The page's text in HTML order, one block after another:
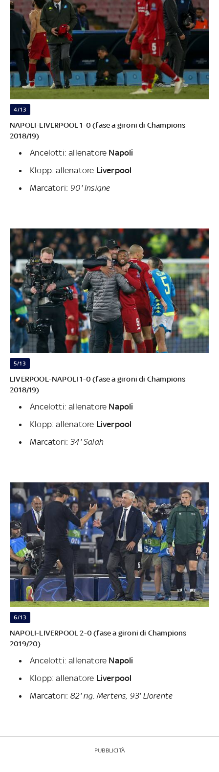
4/13
NAPOLI-LIVERPOOL 1-0 (fase a gironi di Champions
2018/19)
Ancelotti: allenatore Napoli
Klopp: allenatore Liverpool
Marcatori: 90' Insigne
5/13
LIVERPOOL-NAPOLI 1-0 (fase a gironi di Champions
2018/19)
Ancelotti: allenatore Napoli
Klopp: allenatore Liverpool
Marcatori: 34' Salah
6/13
NAPOLI-LIVERPOOL 2-0 (fase a gironi di Champions
2019/20)
Ancelotti: allenatore Napoli
Klopp: allenatore Liverpool
Marcatori: 82' rig. Mertens, 93' Llorente
PUBBLICITÀ